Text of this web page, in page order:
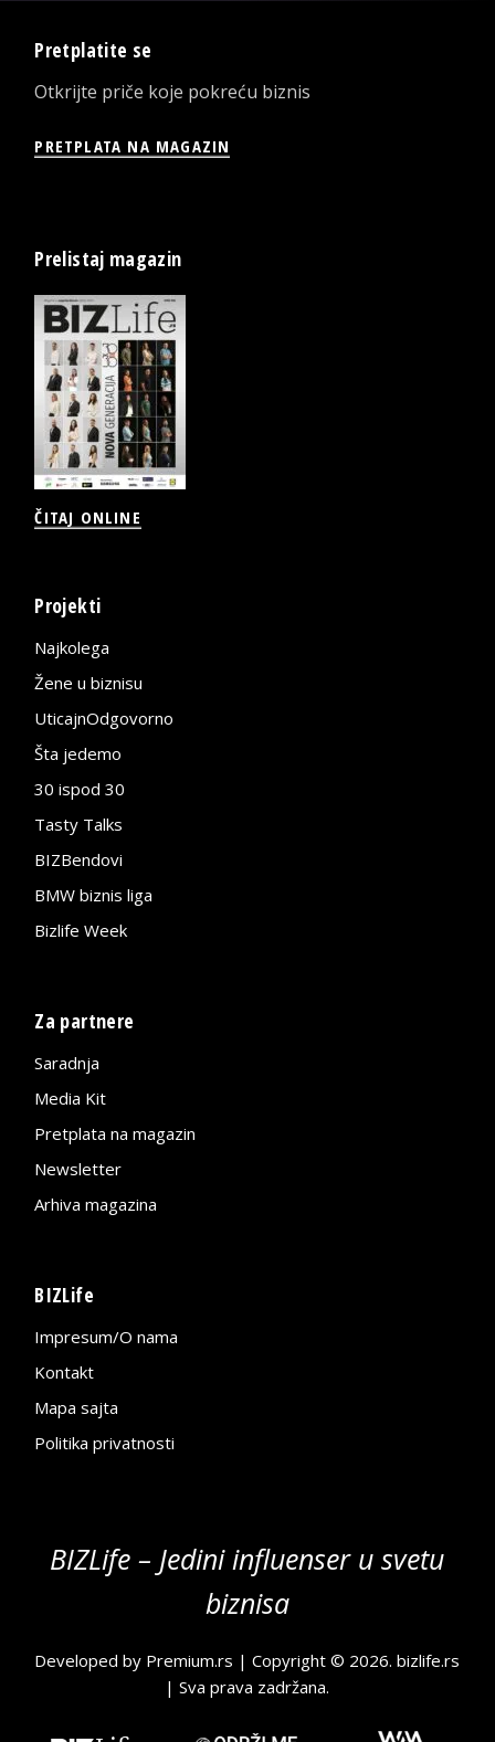
Pretplatite se
Otkrijte priče koje pokreću biznis
PRETPLATA NA MAGAZIN
Prelistaj magazin
ČITAJ ONLINE
Projekti
Najkolega
Žene u biznisu
UticajnOdgovorno
Šta jedemo
30 ispod 30
Tasty Talks
BIZBendovi
BMW biznis liga
Bizlife Week
Za partnere
Saradnja
Media Kit
Pretplata na magazin
Newsletter
Arhiva magazina
BIZLife
Impresum/O nama
Kontakt
Mapa sajta
Politika privatnosti
BIZLife – Jedini influenser u svetu
biznisa
Developed by Premium.rs | Copyright © 2026.bizlife.rs
| Sva prava zadržana.